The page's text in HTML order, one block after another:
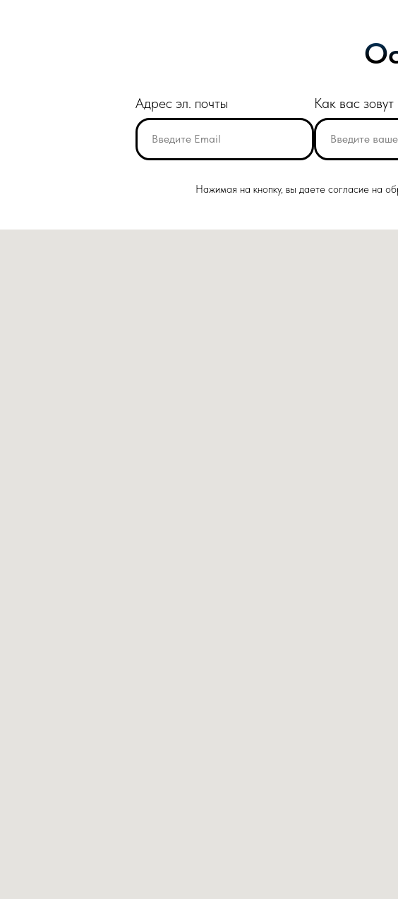
Адрес эл. почты Как вас зовут
Нажимая на кнопку, вы даете согласие на